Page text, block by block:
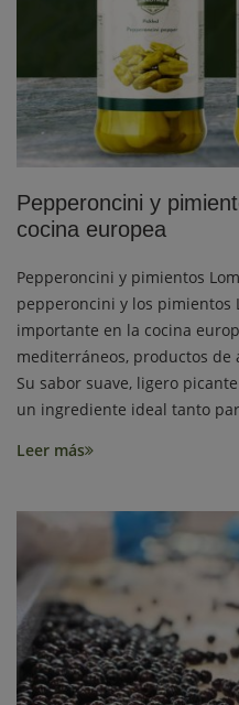
Pepperoncini y
cocina europea
Pepperoncini y pimientos
pepperoncini y los
importante en la cocina
mediterráneos, productos
Su sabor suave, ligero
un ingrediente ideal tanto
Leer más